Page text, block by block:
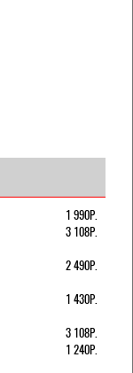
1 990Р.
3 108Р.
2 490Р.
1 430Р.
3 108Р.
1 240Р.